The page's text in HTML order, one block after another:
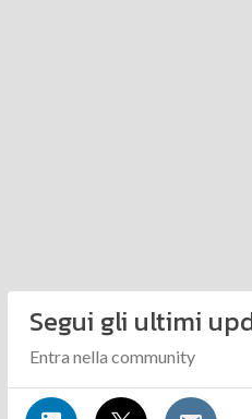
Segui gli ultimi
Entra nella community